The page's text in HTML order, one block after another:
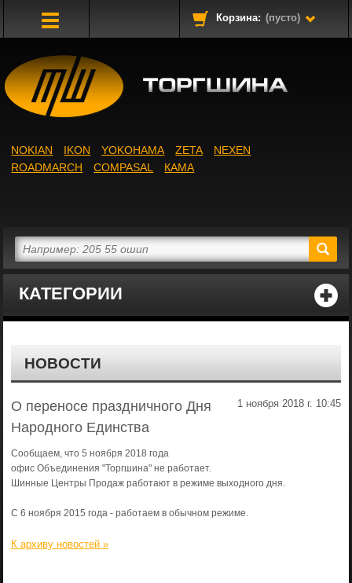
Корзина: (пусто)
КАТЕГОРИИ
NOKIAN IKON YOKOHAMA ZETA
NEXEN
ROADMARCH
COMPASAL КАМА
НОВОСТИ
1 ноября 2018 г. 10:45
О переносе праздничного Дня
Народного Единства
Сообщаем, что 5 ноября 2018 года
офис Объединения "Торгшина" не работает.
Шинные Центры Продаж работают в режиме выходного дня.
С 6 ноября 2015 года - работаем в обычном режиме.
К архиву новостей »